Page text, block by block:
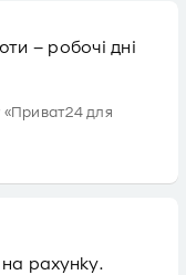
– робочі дні
«Приват24 для
рахунку.